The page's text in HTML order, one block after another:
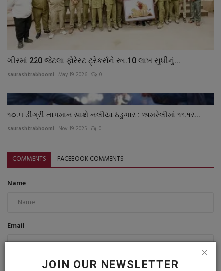
JOIN OUR NEWSLETTER
ગીરમાં 220 જેટલા ફોરેસ્ટ ટ્રેકર્સને રૂા.10 લાખ સુધીનું...
saurashtrabhoomi May 19, 2026 0
૧૦.પ ડીગ્રી તાપમાન સાથે નલીયા ઠંડુગાર : અમરેલીમાં ૧૧.૧ર...
saurashtrabhoomi Nov 19, 2025 0
COMMENTS FACEBOOK COMMENTS
Name
Email